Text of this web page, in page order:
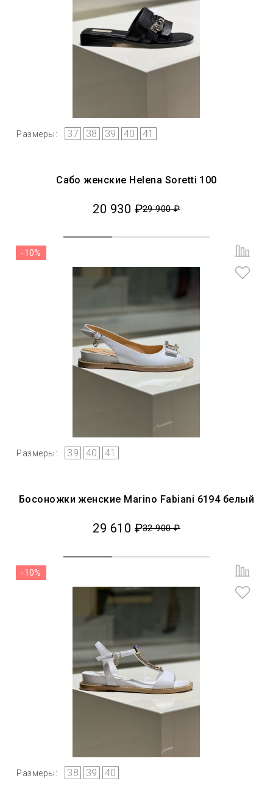
Размеры: 37 38 39 40 41
Сабо женские Helena Soretti 100
20 930 ₽29 900 ₽
Размеры: 39 40 41
-10%
Босоножки женские Marino Fabiani 6194 белый
29 610 ₽32 900 ₽
Размеры: 38 39 40
-10%